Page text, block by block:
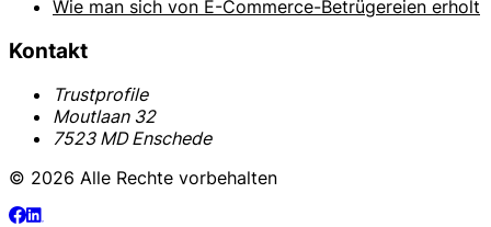
Wie man sich von E-Commerce-Betrügereien erholt
Kontakt
Trustprofile
Moutlaan 32
7523 MD Enschede
© 2026 Alle Rechte vorbehalten